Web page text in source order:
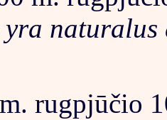
yra
rugpjūčio